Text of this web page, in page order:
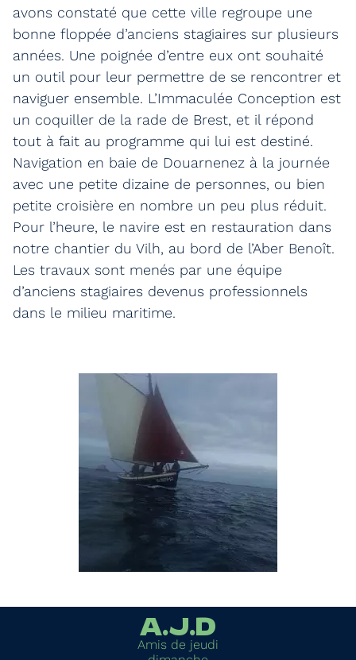
avons constaté que cette ville regroupe une
bonne floppée d’anciens stagiaires sur plusieurs
années. Une poignée d’entre eux ont souhaité
un outil pour leur permettre de se rencontrer et
naviguer ensemble. L’Immaculée Conception est
un coquiller de la rade de Brest, et il répond
tout à fait au programme qui lui est destiné.
Navigation en baie de Douarnenez à la journée
avec une petite dizaine de personnes, ou bien
petite croisière en nombre un peu plus réduit.
Pour l’heure, le navire est en restauration dans
notre chantier du Vilh, au bord de l’Aber Benoît.
Les travaux sont menés par une équipe
d’anciens stagiaires devenus professionnels
dans le milieu maritime.
A.J.D
Amis de jeudi